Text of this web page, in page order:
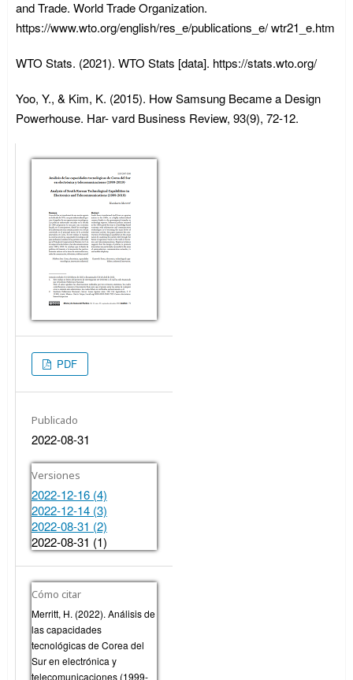
and Trade. World Trade Organization.
https://www.wto.org/english/res_e/publications_e/ wtr21_e.htm
WTO Stats. (2021). WTO Stats [data]. https://stats.wto.org/
Yoo, Y., & Kim, K. (2015). How Samsung Became a Design
Powerhouse. Har- vard Business Review, 93(9), 72-12.
PDF
Publicado
2022-08-31
Versiones
2022-12-16 (4)
2022-12-14 (3)
2022-08-31 (2)
2022-08-31 (1)
Cómo citar
Merritt, H. (2022). Análisis de
las capacidades
tecnológicas de Corea del
Sur en electrónica y
telecomunicaciones (1999-